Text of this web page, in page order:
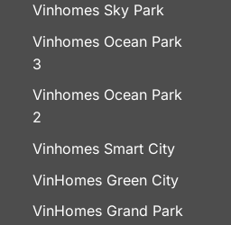
Vinhomes Sky Park
Vinhomes Ocean Park
3
Vinhomes Ocean Park
2
Vinhomes Smart City
VinHomes Green City
VinHomes Grand Park